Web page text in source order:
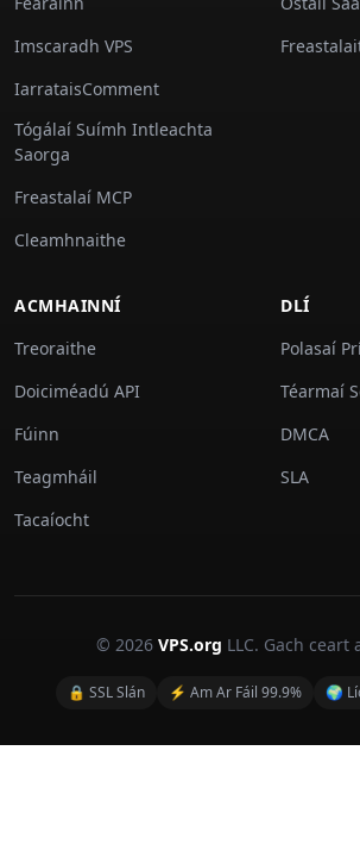
Imscaradh VPS
IarrataisComment
Tógálaí Suímh Intleachta
Saorga
Freastalaí MCP
Cleamhnaithe
ACMHAINNÍ
Treoraithe
Doiciméadú API
Fúinn
Teagmháil
Tacaíocht
DLÍ
Polasaí
Téarmaí
DMCA
SLA
© 2026 VPS.org LLC. Gach ceart
🔒 SSL Slán ⚡ Am Ar Fáil 99.9% 🌍